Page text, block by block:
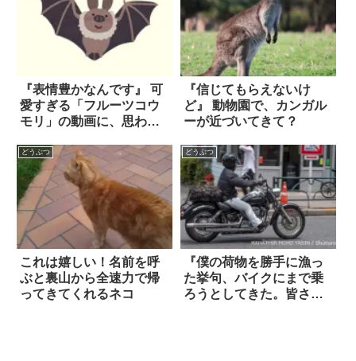
『表情豊かなんです』 可
愛すぎる「フルーツコウ
モリ」の動画に、思わず
『信じてもらえないけ
ど』 動物園で、カンガル
ーが近づいてきて？
どうぶつ
これは嬉しい！名前を呼
ぶと裏山から全速力で帰
ってきてくれるネコ
どうぶつ
『僕の荷物を勝手に漁っ
た挙句、バイクにまで乗
ろうとしてきた。皆さん